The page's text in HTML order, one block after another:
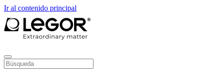
Ir al contenido principal